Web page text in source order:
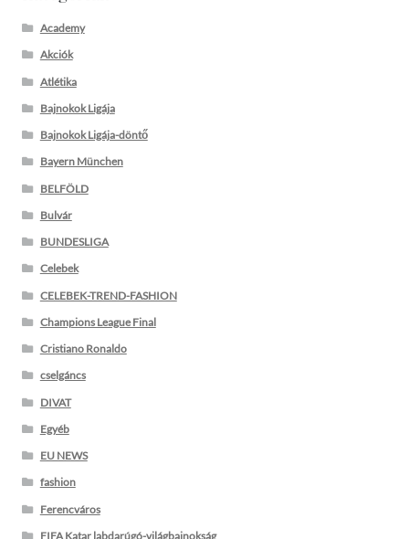
Academy
Akciók
Atlétika
Bajnokok Ligája
Bajnokok Ligája-döntő
Bayern München
BELFÖLD
Bulvár
BUNDESLIGA
Celebek
CELEBEK-TREND-FASHION
Champions League Final
Cristiano Ronaldo
cselgáncs
DIVAT
Egyéb
EU NEWS
fashion
Ferencváros
FIFA Katar labdarúgó-világbajnokság